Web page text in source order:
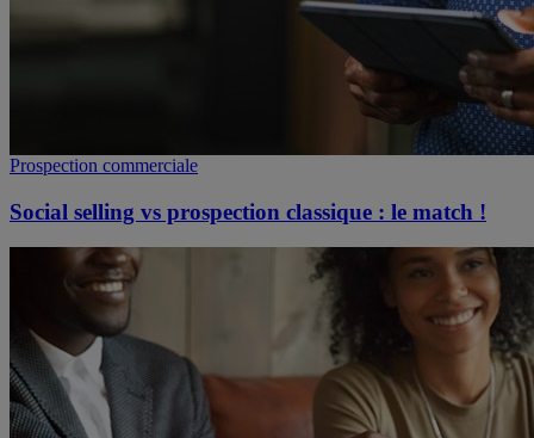
Prospection commerciale
Social selling vs prospection classique : le match !